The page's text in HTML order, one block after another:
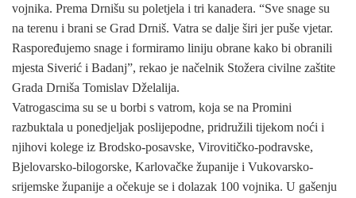
vojnika. Prema Drnišu su poletjela i tri kanadera. “Sve snage su
na terenu i brani se Grad Drniš. Vatra se dalje širi jer puše vjetar.
Raspoređujemo snage i formiramo liniju obrane kako bi obranili
mjesta Siverić i Badanj”, rekao je načelnik Stožera civilne zaštite
Grada Drniša Tomislav Dželalija.
Vatrogascima su se u borbi s vatrom, koja se na Promini
razbuktala u ponedjeljak poslijepodne, pridružili tijekom noći i
njihovi kolege iz Brodsko-posavske, Virovitičko-podravske,
Bjelovarsko-bilogorske, Karlovačke županije i Vukovarsko-
srijemske županije a očekuje se i dolazak 100 vojnika. U gašenju